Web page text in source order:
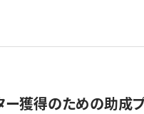
ー獲得のための助成